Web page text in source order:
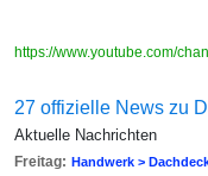
https://www.youtube.com/
27 offizielle News zu
Aktuelle Nachrichten
Freitag: Handwerk >